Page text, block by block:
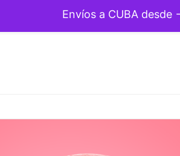
Envíos a CUBA desde